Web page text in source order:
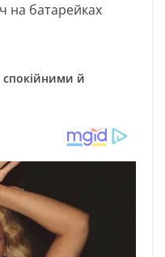
на батарейках
спокійними й